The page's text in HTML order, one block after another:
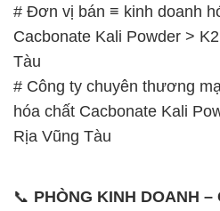
# Đơn vị bán ≡ kinh doanh
Cacbonate Kali Powder >
Tàu
# Công ty chuyên thương
hóa chất Cacbonate Kali
Rịa Vũng Tàu
📞 PHÒNG KINH DOANH –